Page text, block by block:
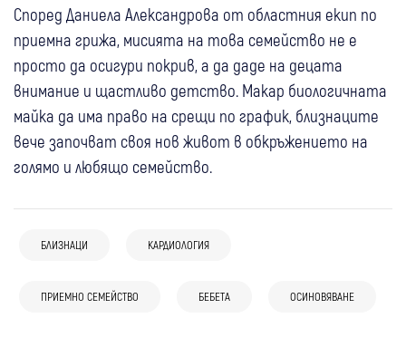
Според Даниела Александрова от областния екип по
приемна грижа, мисията на това семейство не е
просто да осигури покрив, а да даде на децата
внимание и щастливо детство. Макар биологичната
майка да има право на срещи по график, близнаците
вече започват своя нов живот в обкръжението на
голямо и любящо семейство.
БЛИЗНАЦИ КАРДИОЛОГИЯ
ПРИЕМНО СЕМЕЙСТВО БЕБЕТА ОСИНОВЯВАНЕ
Кардиологично отделение в МБАЛ -
Самоков
В деня на вота: Репортер на Радио
България 02 апр
Гоце Делчев 26 мар